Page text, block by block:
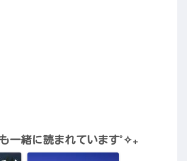
一緒に読まれています˚✧₊